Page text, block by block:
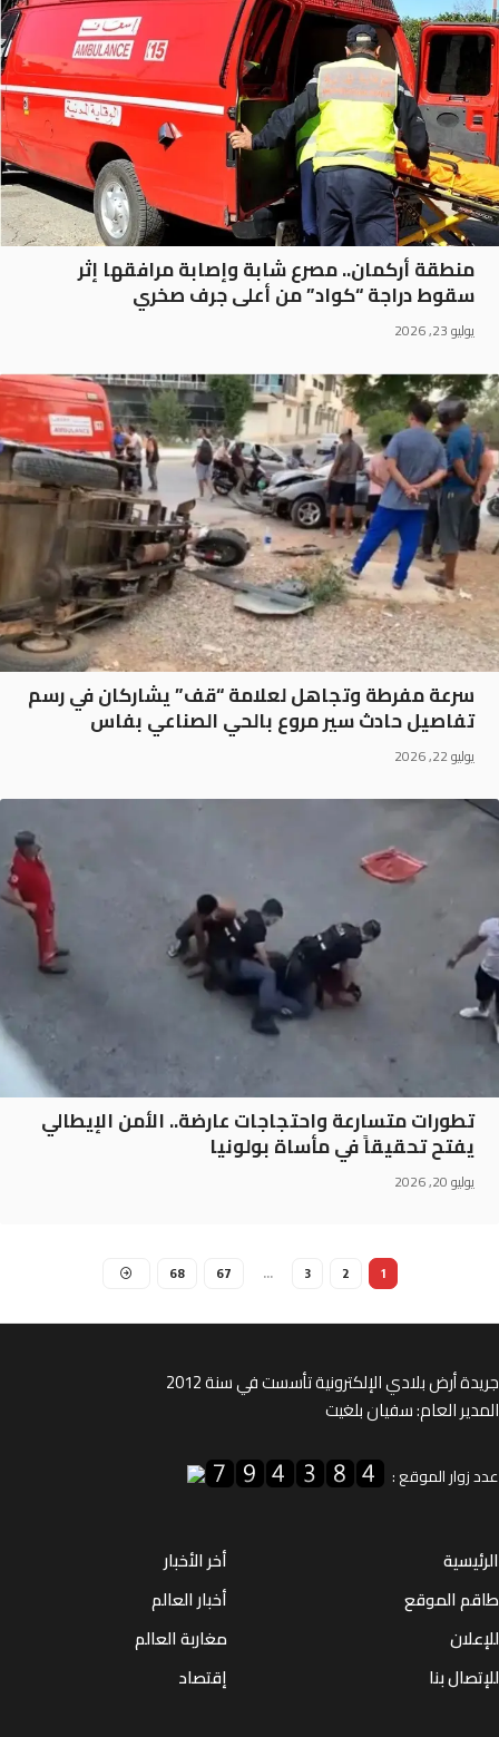
منطقة أركمان.. مصرع شابة وإصابة مرافقها إثر
سقوط دراجة “كواد” من أعلى جرف صخري
يوليو 23, 2026
سرعة مفرطة وتجاهل لعلامة “قف” يشاركان في رسم
تفاصيل حادث سير مروع بالحي الصناعي بفاس
يوليو 22, 2026
تطورات متسارعة واحتجاجات عارضة.. الأمن الإيطالي
يفتح تحقيقاً في مأساة بولونيا
يوليو 20, 2026
أرض بلادي الإلكترونية تأسست في سنة 2012
العام: سفيان بلغيت
الموقع :
الموقع
بنا
أخر الأخبار
أخبار العالم
مغاربة العالم
إقتصاد